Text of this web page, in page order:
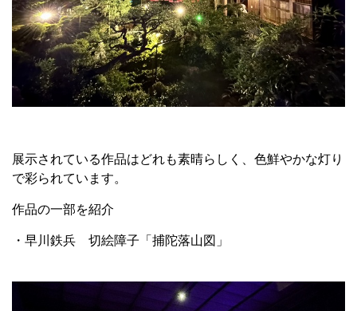
展示されている作品はどれも素晴らしく、色鮮やかな灯り
で彩られています。
作品の一部を紹介
・早川鉄兵 切絵障子「捕陀落山図」